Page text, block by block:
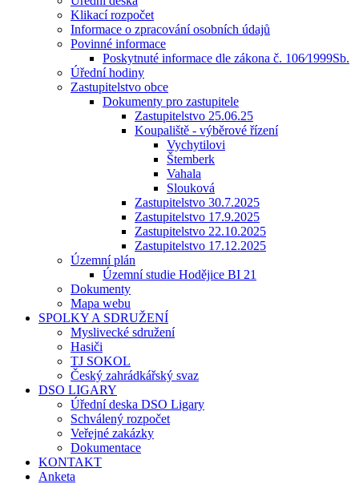
Klikací rozpočet
Informace o zpracování osobních údajů
Povinné informace
Poskytnuté informace dle zákona č. 106⁄1999Sb.
Úřední hodiny
Zastupitelstvo obce
Dokumenty pro zastupitele
Zastupitelstvo 25.06.25
Koupaliště - výběrové řízení
Vychytilovi
Štemberk
Vahala
Slouková
Zastupitelstvo 30.7.2025
Zastupitelstvo 17.9.2025
Zastupitelstvo 22.10.2025
Zastupitelstvo 17.12.2025
Územní plán
Územní studie Hodějice BI 21
Dokumenty
Mapa webu
SPOLKY A SDRUŽENÍ
Myslivecké sdružení
Hasiči
TJ SOKOL
Český zahrádkářský svaz
DSO LIGARY
Úřední deska DSO Ligary
Schválený rozpočet
Veřejné zakázky
Dokumentace
KONTAKT
Anketa